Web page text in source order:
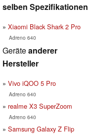
selben Spezifikationen
Xiaomi Black Shark 2 Pro
Adreno 640
Geräteanderer
Hersteller
Vivo iQOO 5 Pro
Adreno 640
realme X3 SuperZoom
Adreno 640
Samsung Galaxy Z Flip